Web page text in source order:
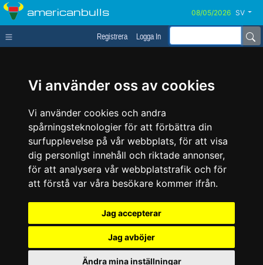
Vi använder oss av cookies
Vi använder cookies och andra
spårningsteknologier för att förbättra din
surfupplevelse på vår webbplats, för att visa
dig personligt innehåll och riktade annonser,
för att analysera vår webbplatstrafik och för
att förstå var våra besökare kommer ifrån.
Jag accepterar
Jag avböjer
Ändra mina inställningar
americanbulls SV
Registrera Logga In